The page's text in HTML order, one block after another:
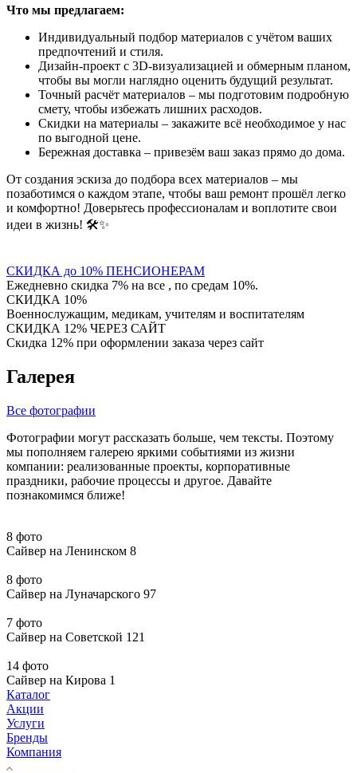
Что мы предлагаем:
Индивидуальный подбор материалов с учётом ваших
предпочтений и стиля.
Дизайн-проект с 3D-визуализацией и обмерным планом,
чтобы вы могли наглядно оценить будущий результат.
Точный расчёт материалов – мы подготовим подробную
смету, чтобы избежать лишних расходов.
Скидки на материалы – закажите всё необходимое у нас
по выгодной цене.
Бережная доставка – привезём ваш заказ прямо до дома.
От создания эскиза до подбора всех материалов – мы
позаботимся о каждом этапе, чтобы ваш ремонт прошёл легко
и комфортно! Доверьтесь профессионалам и воплотите свои
идеи в жизнь! 🛠️✨
СКИДКА до 10% ПЕНСИОНЕРАМ
Ежедневно скидка 7% на все , по средам 10%.
СКИДКА 10%
Военнослужащим, медикам, учителям и воспитателям
СКИДКА 12% ЧЕРЕЗ САЙТ
Скидка 12% при оформлении заказа через сайт
Галерея
Все фотографии
Фотографии могут рассказать больше, чем тексты. Поэтому
мы пополняем галерею яркими событиями из жизни
компании: реализованные проекты, корпоративные
праздники, рабочие процессы и другое. Давайте
познакомимся ближе!
8 фото
Сайвер на Ленинском 8
8 фото
Сайвер на Луначарского 97
7 фото
Сайвер на Советской 121
14 фото
Сайвер на Кирова 1
Каталог
Акции
Услуги
Бренды
Компания